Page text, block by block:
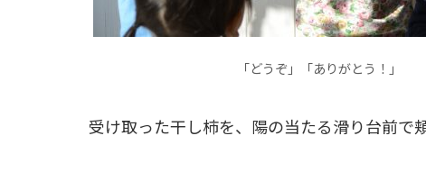
「どうぞ」「ありがとう！」
受け取った干し柿を、陽の当たる滑り台前で